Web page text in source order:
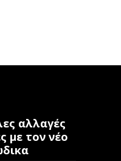
αλλαγές
με τον νέο